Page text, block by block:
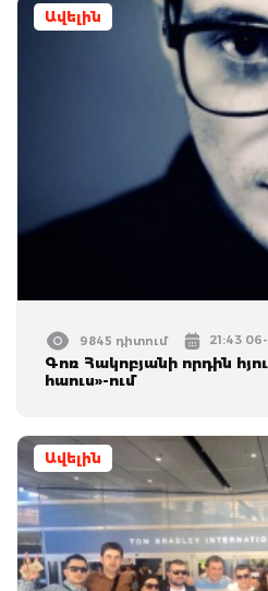
Ավելին
9845 դիտում 21:43
Գոռ Հակոբյանի որդին
հաուս»-ում
Ավելին